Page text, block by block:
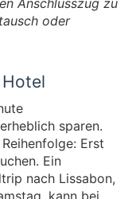
Anschlusszug zu
oder
sparen.
Erst
Ein
nach Lissabon,